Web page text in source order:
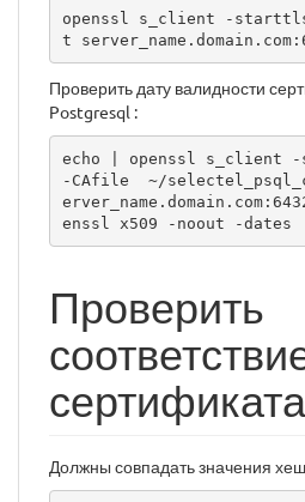
openssl s_client -starttls
t
Проверить дату валидности
Postgresql :
echo | openssl s_client
-CAfile  ~/
enssl x509 -noout -dates
Проверить
сертификата
Должны совпадать значения